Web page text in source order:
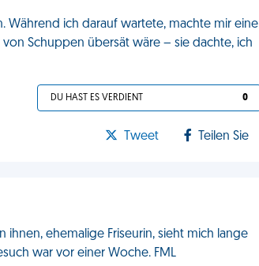
Während ich darauf wartete, machte mir eine
Schuppen übersät wäre – sie dachte, ich
DU HAST ES VERDIENT 0
Tweet Teilen Sie
ehemalige Friseurin, sieht mich lange
war vor einer Woche. FML